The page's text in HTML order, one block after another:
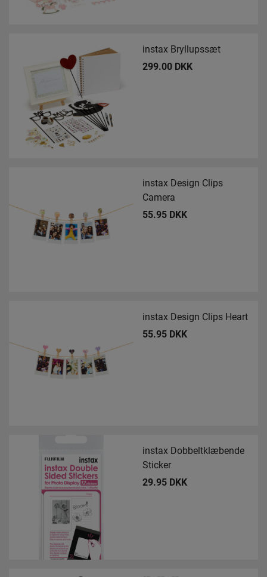
instax Bryllupssæt
299.00 DKK
instax Design Clips
Camera
55.95 DKK
instax Design Clips Heart
55.95 DKK
instax Dobbeltklæbende
Sticker
29.95 DKK